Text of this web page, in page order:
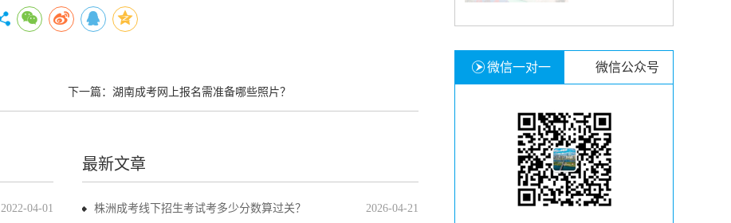
下一篇： 湖南成考网上报名需准备哪些照片？
2022-04-01
最新文章
2026-04-21
株洲成考线下招生考试考多少分数算过关？
微信一对一 微信公众号